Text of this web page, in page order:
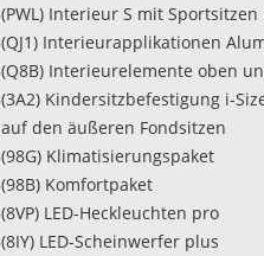
(PWL) Interieur S mit
(QJ1) Interieurapplikationen
(Q8B) Interieurelemente oben
(3A2) Kindersitzbefestigung i-
auf den äußeren Fondsitzen
(98G) Klimatisierungspaket
(98B) Komfortpaket
(8VP) LED-Heckleuchten pro
(8IY) LED-Scheinwerfer plus